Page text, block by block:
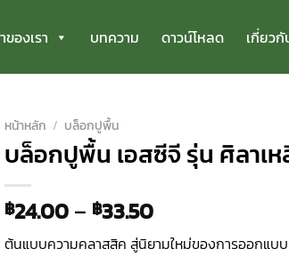
องเรา บทความ ดาวน์โหลด เกี่ยวกั
หน้าหลัก / บล็อกปูพื้น
บล็อกปูพื้น เอสซีจี รุ่น ศิลาเ
฿24.00 – ฿33.50
ต้นแบบความคลาสสิค สู่นิยามใหม่ของการออกแบบ